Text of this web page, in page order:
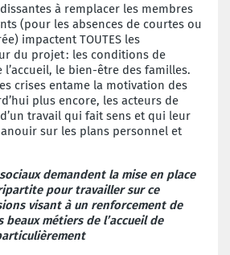
à remplacer les membres
(pour les absences de courtes ou
impactent TOUTES les
du projet: les conditions de
l’accueil, le bien-être des familles.
crises entame la motivation des
plus encore, les acteurs de
travail qui fait sens et qui leur
sur les plans personnel et
demandent la mise en place
pour travailler sur ce
visant à un renforcement de
métiers de l’accueil de